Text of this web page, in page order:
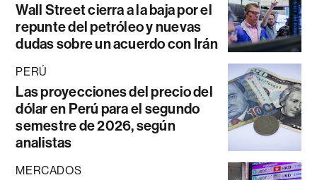
Wall Street cierra a la baja por el
repunte del petróleo y nuevas
dudas sobre un acuerdo con Irán
PERÚ
Las proyecciones del precio del
dólar en Perú para el segundo
semestre de 2026, según
analistas
MERCADOS